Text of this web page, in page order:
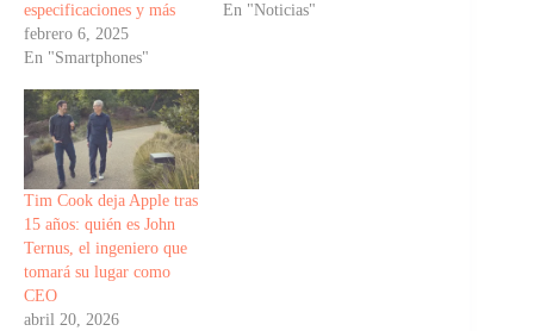
especificaciones y más
febrero 6, 2025
En "Smartphones"
En "Noticias"
Tim Cook deja Apple tras
15 años: quién es John
Ternus, el ingeniero que
tomará su lugar como
CEO
abril 20, 2026